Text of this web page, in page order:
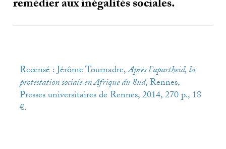
remédier aux inégalités sociales.
Recensé : Jérôme Tournadre,Après l’apartheid, la
protestation sociale en Afrique du Sud, Rennes,
Presses universitaires de Rennes, 2014, 270 p., 18
€.